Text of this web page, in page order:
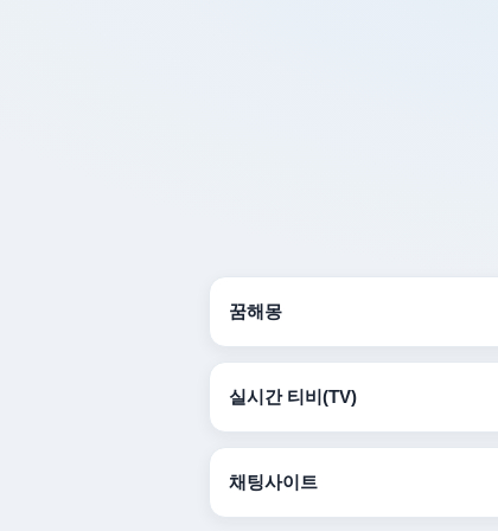
꿈해몽
실시간 티비(TV)
채팅사이트